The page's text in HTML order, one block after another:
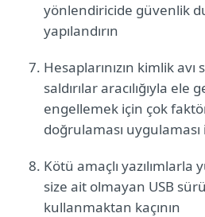
yönlendiricide güvenlik
yapılandırın
Hesaplarınızın kimlik avı
saldırılar aracılığıyla ele
engellemek için çok
doğrulaması
Kötü amaçlı yazılımlarla
size ait olmayan USB
kullanmaktan kaçının